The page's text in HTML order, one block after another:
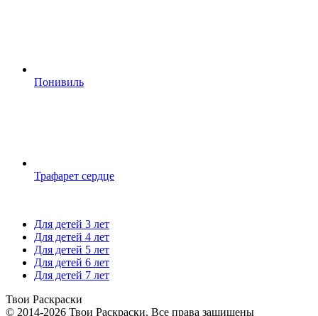
Понивиль
Трафарет сердце
Для детей 3 лет
Для детей 4 лет
Для детей 5 лет
Для детей 6 лет
Для детей 7 лет
Твои Раскраски
© 2014-2026 Твои Раскраски. Все права защищены